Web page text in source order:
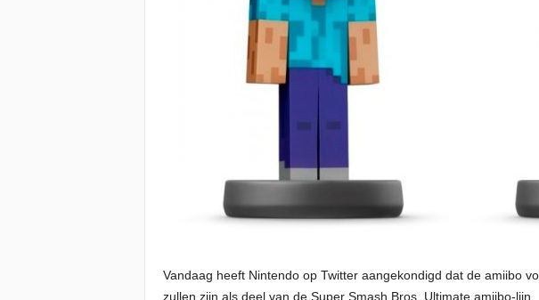
Vandaag heeft Nintendo op Twitter aangekondigd dat de amiibo
zullen zijn als deel van de Super Smash Bros. Ultimate amiibo-lijn.